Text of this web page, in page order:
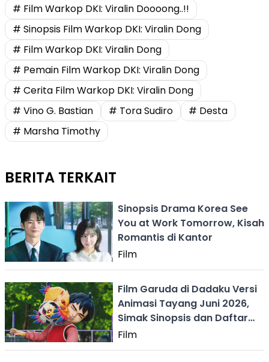
# Film Warkop DKI: Viralin Doooong..!!
# Sinopsis Film Warkop DKI: Viralin Dong
# Film Warkop DKI: Viralin Dong
# Pemain Film Warkop DKI: Viralin Dong
# Cerita Film Warkop DKI: Viralin Dong
# Vino G. Bastian
# Tora Sudiro
# Desta
# Marsha Timothy
BERITA TERKAIT
Sinopsis Drama Korea See
You at Work Tomorrow, Kisah
Romantis di Kantor
Film
Film Garuda di Dadaku Versi
Animasi Tayang Juni 2026,
Simak Sinopsis dan Daftar
Pemerannya
Film